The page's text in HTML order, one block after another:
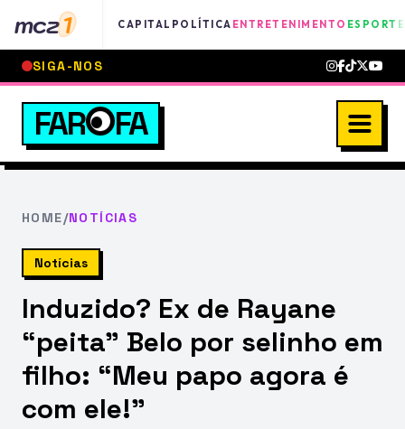
mcz1 CAPITAL POLÍTICA ENTRETENIMENTO
SIGA-NOS
FAR FA
HOME/NOTÍCIAS
Notícias
Induzido? Ex de Rayane
“peita” Belo por selinho em
filho: “Meu papo agora é
com ele!”